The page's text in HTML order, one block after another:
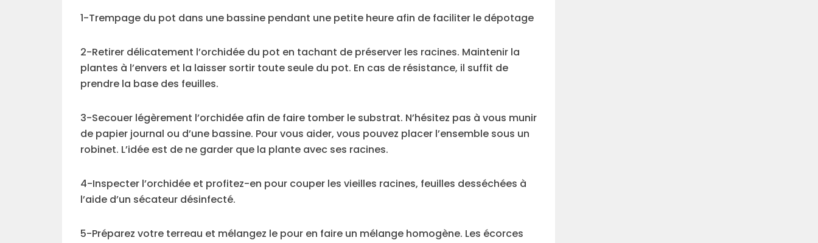
1-Trempage du pot dans une bassine pendant une petite heure afin de faciliter le dépotage
2-Retirer délicatement l’orchidée du pot en tachant de préserver les racines. Maintenir la
plantes à l’envers et la laisser sortir toute seule du pot. En cas de résistance, il suffit de
prendre la base des feuilles.
3-Secouer légèrement l’orchidée afin de faire tomber le substrat. N’hésitez pas à vous munir
de papier journal ou d’une bassine. Pour vous aider, vous pouvez placer l’ensemble sous un
robinet. L’idée est de ne garder que la plante avec ses racines.
4-Inspecter l’orchidée et profitez-en pour couper les vieilles racines, feuilles desséchées à
l’aide d’un sécateur désinfecté.
5-Préparez votre terreau et mélangez le pour en faire un mélange homogène. Les écorces